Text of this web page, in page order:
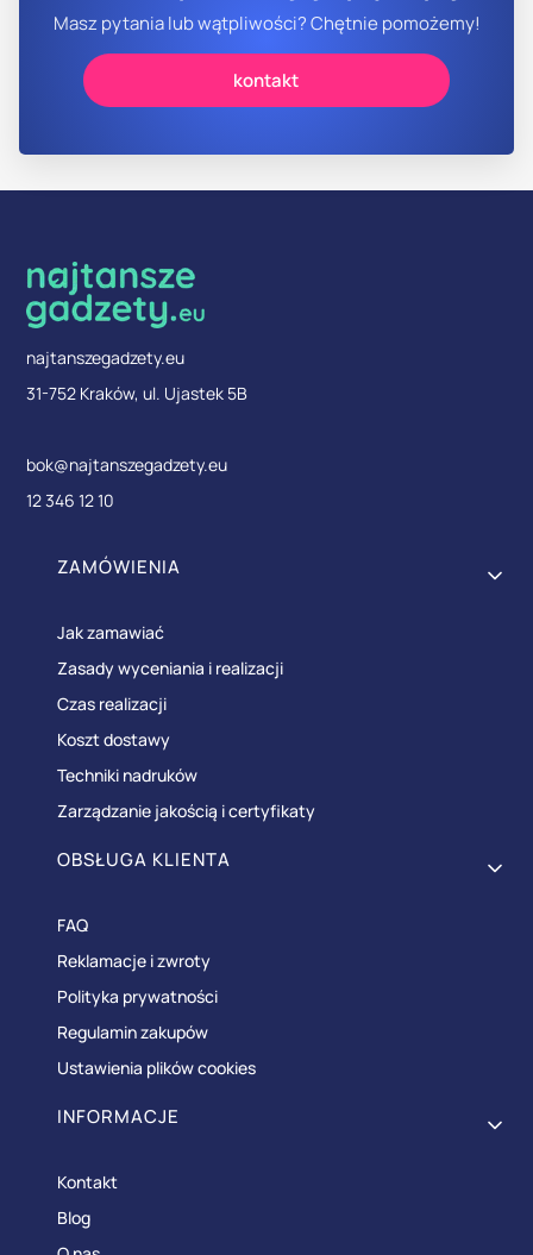
Masz pytania lub wątpliwości? Chętnie pomożemy!
kontakt
najtanszegadzety.eu
31-752 Kraków, ul. Ujastek 5B
bok@najtanszegadzety.eu
12 346 12 10
Linki w stopce
ZAMÓWIENIA
Jak zamawiać
Zasady wyceniania i realizacji
Czas realizacji
Koszt dostawy
Techniki nadruków
Zarządzanie jakością i certyfikaty
OBSŁUGA KLIENTA
FAQ
Reklamacje i zwroty
Polityka prywatności
Regulamin zakupów
Ustawienia plików cookies
INFORMACJE
Kontakt
Blog